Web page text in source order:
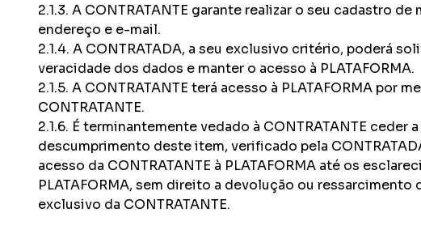
2.1.3. A CONTRATANTE garante realizar o seu cadastro
endereço e e-mail.
2.1.4. A CONTRATADA, a seu exclusivo critério, poderá
veracidade dos dados e manter o acesso à PLATAFORMA.
2.1.5. A CONTRATANTE terá acesso à PLATAFORMA
CONTRATANTE.
2.1.6. É terminantemente vedado à CONTRATANTE
descumprimento deste item, verificado pela
acesso da CONTRATANTE à PLATAFORMA até os
PLATAFORMA, sem direito a devolução ou
exclusivo da CONTRATANTE.